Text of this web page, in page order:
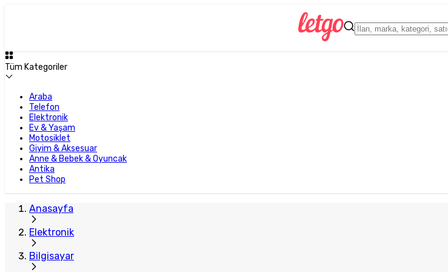
Tüm Kategoriler
Araba
Telefon
Elektronik
Ev & Yaşam
Motosiklet
Giyim & Aksesuar
Anne & Bebek & Oyuncak
Antika
Pet Shop
Anasayfa
Elektronik
Bilgisayar